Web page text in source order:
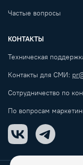
Частые вопросы
КОНТАКТЫ
Техническая
Контакты для СМИ:
Сотрудничество по
По вопросам
VK Telegram